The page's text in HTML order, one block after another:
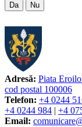
Da Nu
Adresă: Piata
cod postal 100006
Telefon: +4 0244
+4 0244 984 | +4
Email: